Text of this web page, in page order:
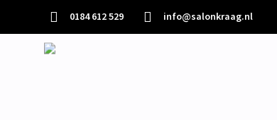
0184 612 529 info@salonkraag.nl